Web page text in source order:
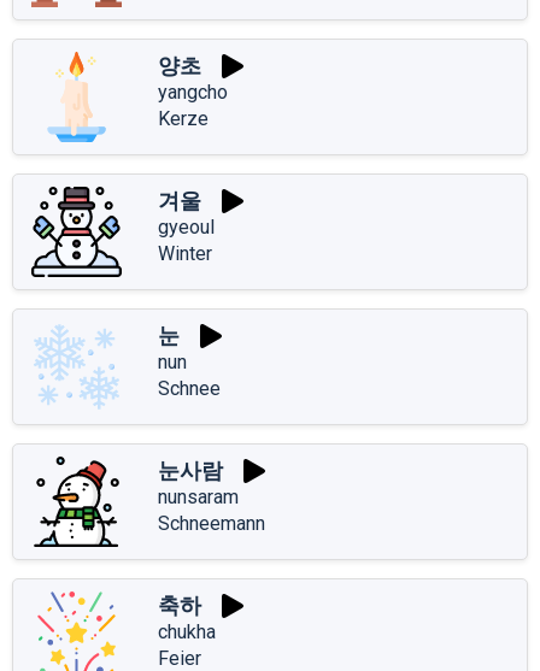
양초
yangcho
Kerze
겨울
gyeoul
Winter
눈
nun
Schnee
눈사람
nunsaram
Schneemann
축하
chukha
Feier